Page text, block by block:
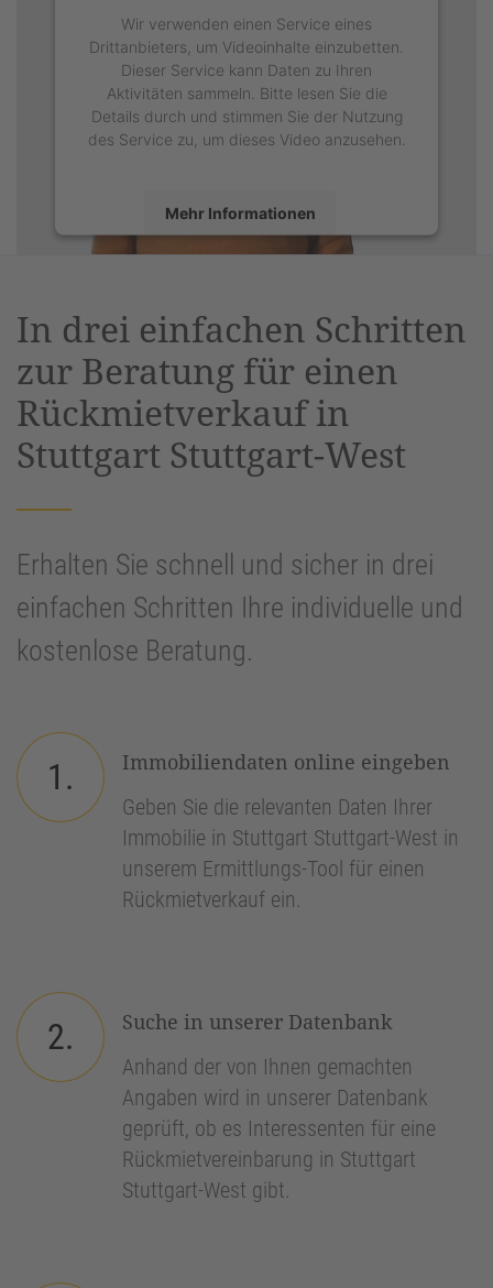
Wir verwenden einen Service eines
Drittanbieters, um Videoinhalte einzubetten.
Dieser Service kann Daten zu Ihren
Aktivitäten sammeln. Bitte lesen Sie die
Details durch und stimmen Sie der Nutzung
des Service zu, um dieses Video anzusehen.
Mehr Informationen
Management Platform&eRecht24
In drei einfachen Schritten
zur Beratung für einen
Rückmietverkauf in
Stuttgart Stuttgart-West
Erhalten Sie schnell und sicher in drei
einfachen Schritten Ihre individuelle und
kostenlose Beratung.
1.
Immobiliendaten online eingeben
Geben Sie die relevanten Daten Ihrer
Immobilie in Stuttgart Stuttgart-West in
unserem Ermittlungs-Tool für einen
Rückmietverkauf ein.
2.
Suche in unserer Datenbank
Anhand der von Ihnen gemachten
Angaben wird in unserer Datenbank
geprüft, ob es Interessenten für eine
Rückmietvereinbarung in Stuttgart
Stuttgart-West gibt.